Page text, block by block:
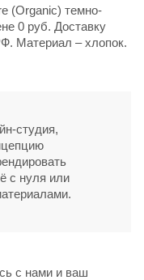
(Organic) темно-
0 руб. Доставку
Материал – хлопок.
студия,
с нуля или
с нами и ваш